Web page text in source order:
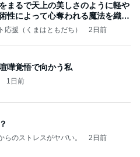
まるで天上の美しさのように軽や
性によって心奪われる魔法を織り
応援（くまはともだち） 2日前
嘩覚悟で向かう私
1日前
らのストレスがヤバい。 2日前